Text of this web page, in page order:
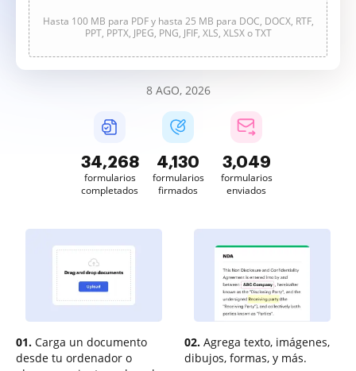
Hasta 100 MB para PDF y hasta 25 MB para DOC, DOCX, RTF,
PPT, PPTX, JPEG, PNG, JFIF, XLS, XLSX o TXT
8 AGO, 2026
34,268
formularios
completados
4,130
formularios
firmados
3,049
formularios
enviados
01. Carga un documento
desde tu ordenador o
02. Agrega texto, imágenes,
dibujos, formas, y más.